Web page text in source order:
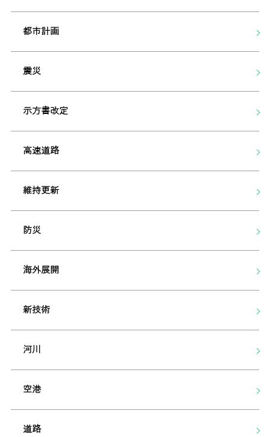
都市計画
震災
示方書改定
高速道路
維持更新
防災
海外展開
新技術
河川
空港
道路